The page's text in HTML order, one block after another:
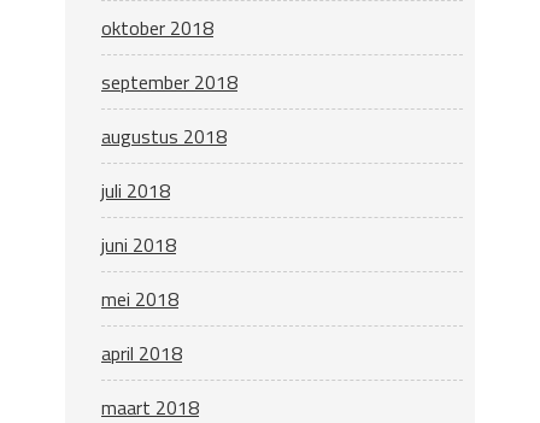
oktober 2018
september 2018
augustus 2018
juli 2018
juni 2018
mei 2018
april 2018
maart 2018